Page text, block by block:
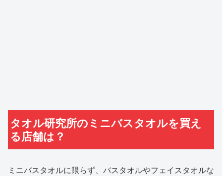
タオル研究所のミニバスタオルを買え
る店舗は？
ミニバスタオルに限らず、バスタオルやフェイスタオルな